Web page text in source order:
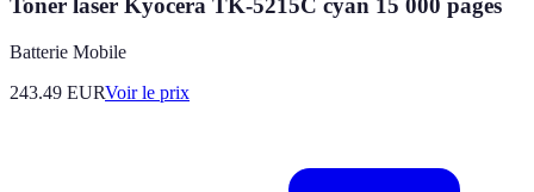
Toner laser Kyocera TK-5215C cyan 15 000 pages
Batterie Mobile
243.49 EURVoir le prix